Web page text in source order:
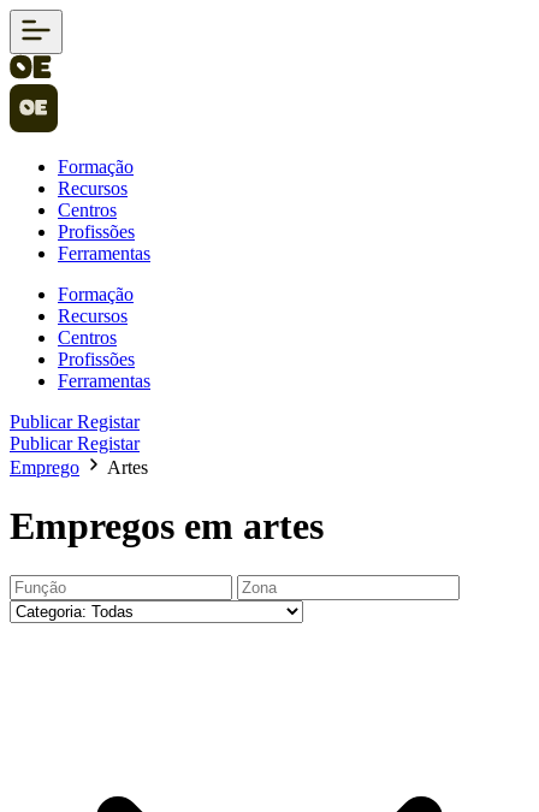
Formação
Recursos
Centros
Profissões
Ferramentas
Formação
Recursos
Centros
Profissões
Ferramentas
PublicarRegistar
PublicarRegistar
Emprego
Artes
Empregos em artes